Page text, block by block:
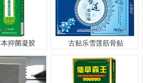
抑菌凝胶 古贴乐雪莲筋骨贴